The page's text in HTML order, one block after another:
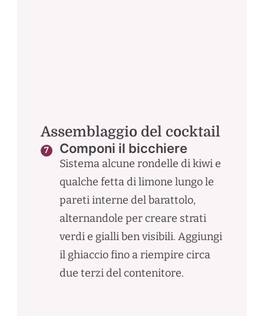
Assemblaggio del cocktail
Componi il bicchiere
Sistema alcune rondelle di kiwi e
qualche fetta di limone lungo le
pareti interne del barattolo,
alternandole per creare strati
verdi e gialli ben visibili. Aggiungi
il ghiaccio fino a riempire circa
due terzi del contenitore.